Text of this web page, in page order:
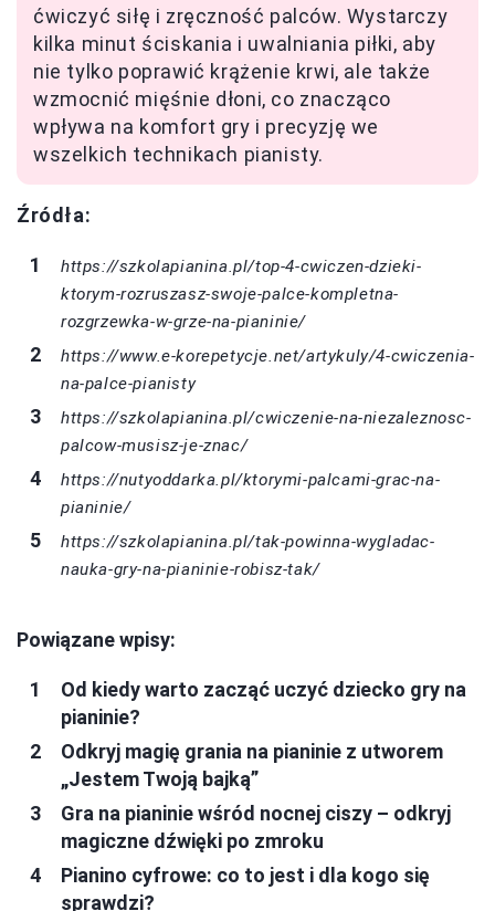
ćwiczyć siłę i zręczność palców. Wystarczy
kilka minut ściskania i uwalniania piłki, aby
nie tylko poprawić krążenie krwi, ale także
wzmocnić mięśnie dłoni, co znacząco
wpływa na komfort gry i precyzję we
wszelkich technikach pianisty.
Źródła:
https://szkolapianina.pl/top-4-cwiczen-dzieki-
ktorym-rozruszasz-swoje-palce-kompletna-
rozgrzewka-w-grze-na-pianinie/
https://www.e-korepetycje.net/artykuly/4-cwiczenia-
na-palce-pianisty
https://szkolapianina.pl/cwiczenie-na-niezaleznosc-
palcow-musisz-je-znac/
https://nutyoddarka.pl/ktorymi-palcami-grac-na-
pianinie/
https://szkolapianina.pl/tak-powinna-wygladac-
nauka-gry-na-pianinie-robisz-tak/
Powiązane wpisy:
Od kiedy warto zacząć uczyć dziecko gry na
pianinie?
Odkryj magię grania na pianinie z utworem
„Jestem Twoją bajką”
Gra na pianinie wśród nocnej ciszy – odkryj
magiczne dźwięki po zmroku
Pianino cyfrowe: co to jest i dla kogo się
sprawdzi?